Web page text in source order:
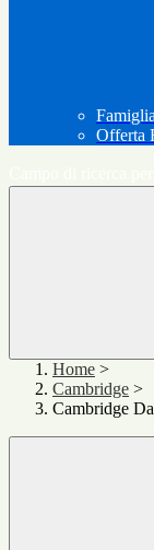
Offerta
Home >
Cambridge >
Cambridge